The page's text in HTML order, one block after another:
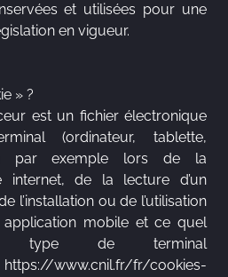
et utilisées pour une
en vigueur.
» ?
est un fichier électronique
(ordinateur, tablette,
par exemple lors de la
internet, de la lecture d’un
l’installation ou de l’utilisation
application mobile et ce quel
de terminal
https://www.cnil.fr/fr/cookies-